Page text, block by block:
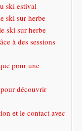
ski estival
ski sur herbe
ski sur herbe
à des sessions
pour une
découvrir
et le contact avec